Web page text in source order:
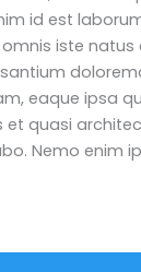
id est
iste natus
eaque ipsa
et quasi
Nemo enim